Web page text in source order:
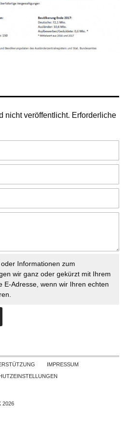
nicht veröffentlicht. Erforderliche
Informationen zum
wir ganz oder gekürzt mit Ihrem
E-Adresse, wenn wir Ihren echten
Skip to contentIMPRESSUM
2026